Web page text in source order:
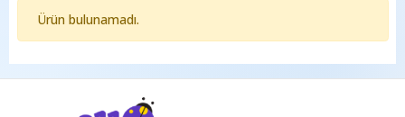
Ürün bulunamadı.